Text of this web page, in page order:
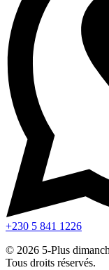
+230 5 841 1226
© 2026 5-Plus
Tous droits réservés.